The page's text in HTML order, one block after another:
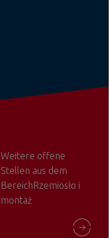
Weitere offene
Stellen aus dem
BereichRzemiosło i
montaż